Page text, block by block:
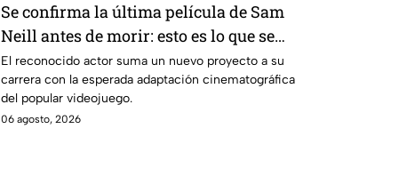
Se confirma la última película de Sam
Neill antes de morir: esto es lo que se
sabe hasta ahora
El reconocido actor suma un nuevo proyecto a su
carrera con la esperada adaptación cinematográfica
del popular videojuego.
06 agosto, 2026